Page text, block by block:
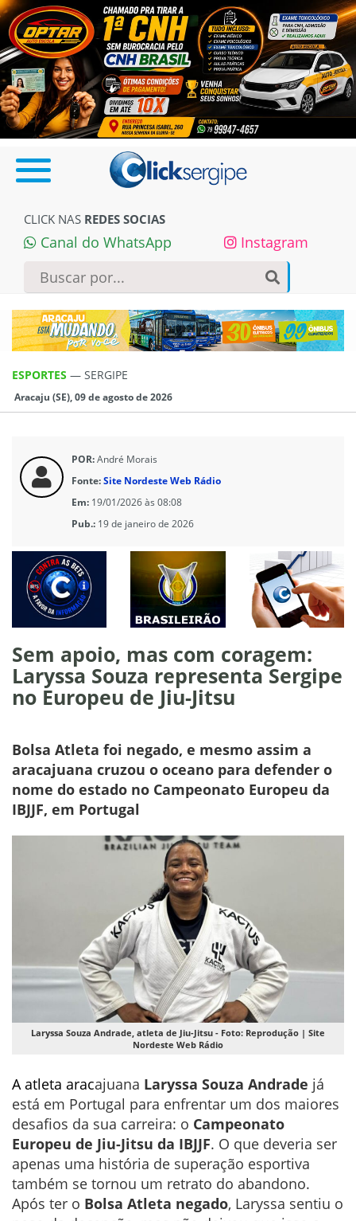
CLICK NAS REDES SOCIAS
Canal do WhatsApp Instagram
ESPORTES — SERGIPE
Aracaju (SE), 09 de agosto de 2026
POR:André Morais
Fonte:Site Nordeste Web Rádio
Em: 19/01/2026 às 08:08
Pub.: 19 de janeiro de 2026
Sem apoio, mas com coragem:
Laryssa Souza representa Sergipe
no Europeu de Jiu-Jitsu
Bolsa Atleta foi negado, e mesmo assim a
aracajuana cruzou o oceano para defender o
nome do estado no Campeonato Europeu da
IBJJF, em Portugal
Laryssa Souza Andrade, atleta de Jiu-Jitsu - Foto: Reprodução | Site
Nordeste Web Rádio
A atleta aracajuana Laryssa Souza Andrade já
está em Portugal para enfrentar um dos maiores
desafios da sua carreira: o Campeonato
Europeu de Jiu-Jitsu da IBJJF. O que deveria ser
apenas uma história de superação esportiva
também se tornou um retrato do abandono.
Após ter o Bolsa Atleta negado, Laryssa sentiu o